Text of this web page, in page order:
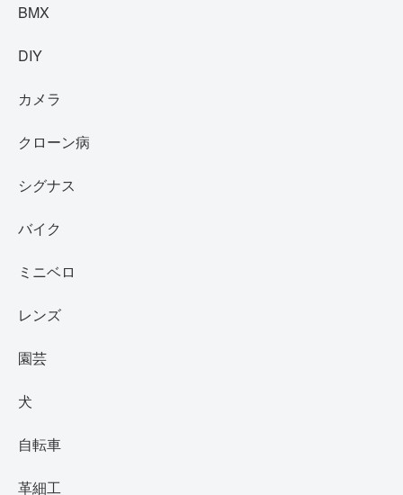
BMX
DIY
カメラ
クローン病
シグナス
バイク
ミニベロ
レンズ
園芸
犬
自転車
革細工